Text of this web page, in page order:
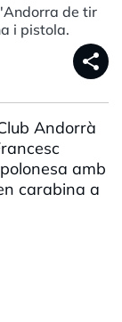
de tir
i pistola.
share
Andorrà
amb
carabina a